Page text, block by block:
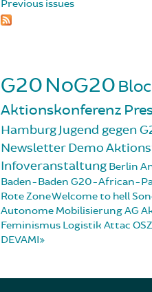
Previous issues
G20NoG20
Aktionskonferenz
HamburgJugend gegen
NewsletterDemo
Infoveranstaltung Berlin
Baden-Baden G20-African-
Rote ZoneWelcome to hell
Autonome MobilisierungAG
Feminismus Logistik Attac
DEVAMI